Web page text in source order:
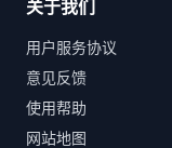
关于我们
用户服务协议
意见反馈
使用帮助
网站地图